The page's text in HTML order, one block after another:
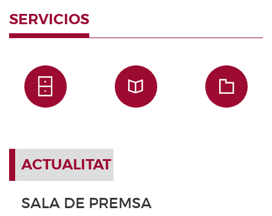
SERVICIOS
ACTUALITAT
SALA DE PREMSA